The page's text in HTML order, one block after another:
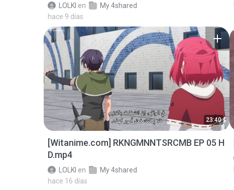
LOLKI en
My 4shared
hace 9 días
23:40
[Witanime.com] RKNGMNNTSRCMB EP 05 H
D.mp4
LOLKI en
My 4shared
hace 16 días